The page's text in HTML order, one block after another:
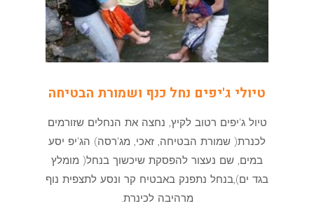
טיולי ג'יפים נחל כנף ושמורת הבטיחה
טיול ג'יפים רטוב לקיץ, נחצה את הנחלים שזורמים
לכנרת( שמורת הבטיחה, זאכי, מג'רסה) הג'יפ יסע
במים, שם נעצור להפסקת שיכשוך בנחל( מומלץ
בגד ים),בנחל נתפנק באבטיח קר ונסע לתצפית נוף
מרהיבה לכינרת.